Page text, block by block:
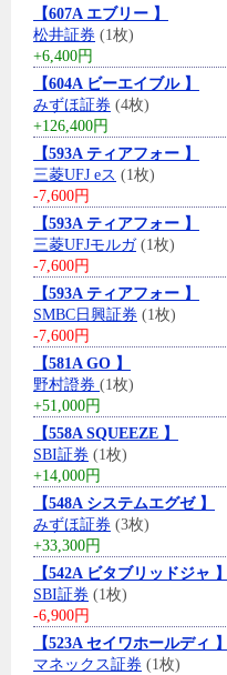
【607A エブリー 】
松井証券 (1枚)
+6,400円
【604A ビーエイブル 】
みずほ証券 (4枚)
+126,400円
【593A ティアフォー 】
三菱UFJ eス (1枚)
-7,600円
【593A ティアフォー 】
三菱UFJモルガ(1枚)
-7,600円
【593A ティアフォー 】
SMBC日興証券 (1枚)
-7,600円
【581A GO 】
野村證券 (1枚)
+51,000円
【558A SQUEEZE 】
SBI証券 (1枚)
+14,000円
【548A システムエグゼ 】
みずほ証券 (3枚)
+33,300円
【542A ビタブリッドジャ 】
SBI証券 (1枚)
-6,900円
【523A セイワホールディ 】
マネックス証券 (1枚)